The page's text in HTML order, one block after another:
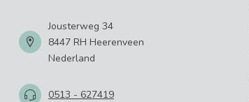
Jousterweg 34
8447 RH Heerenveen
Nederland
0513 - 627419